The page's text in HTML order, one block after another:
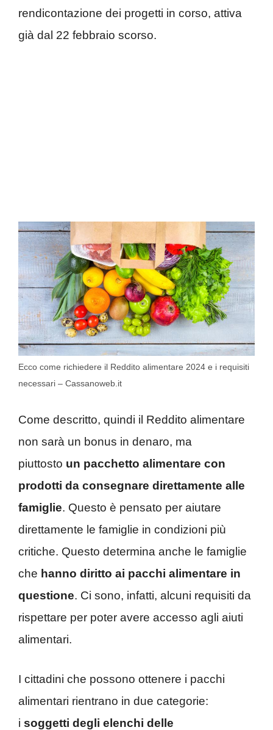
rendicontazione dei progetti in corso, attiva
già dal 22 febbraio scorso.
Ecco come richiedere il Reddito alimentare 2024 e i requisiti
necessari – Cassanoweb.it
Come descritto, quindi il Reddito alimentare
non sarà un bonus in denaro, ma
piuttosto un pacchetto alimentare con
prodotti da consegnare direttamente alle
famiglie. Questo è pensato per aiutare
direttamente le famiglie in condizioni più
critiche. Questo determina anche le famiglie
che hanno diritto ai pacchi alimentare in
questione. Ci sono, infatti, alcuni requisiti da
rispettare per poter avere accesso agli aiuti
alimentari.
I cittadini che possono ottenere i pacchi
alimentari rientrano in due categorie:
i soggetti degli elenchi delle